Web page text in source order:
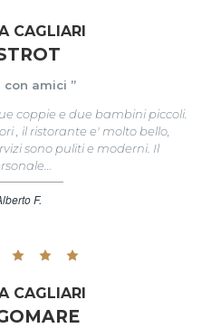
CAGLIARI
con amici ”
coppie e due bambini piccoli.
, il ristorante e' molto bello,
sono puliti e moderni. Il
F.
CAGLIARI